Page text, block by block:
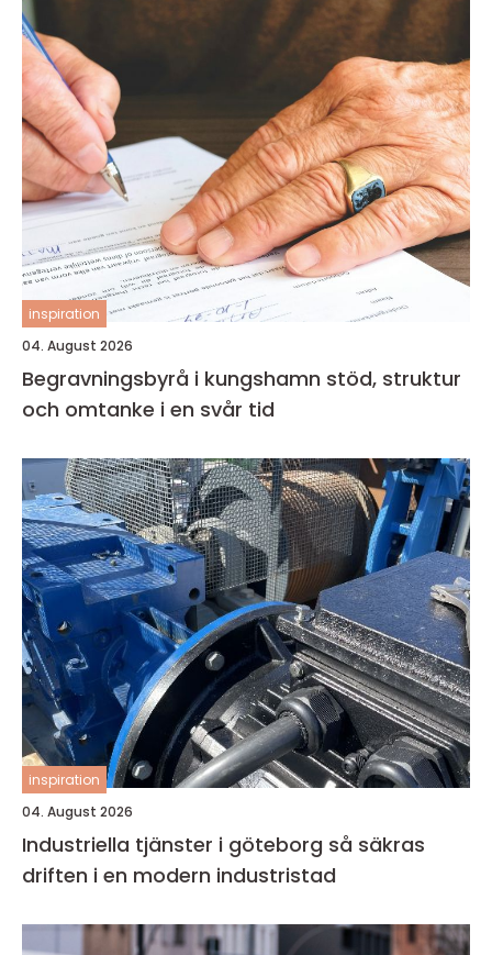
inspiration
04. August 2026
Begravningsbyrå i kungshamn stöd, struktur
och omtanke i en svår tid
inspiration
04. August 2026
Industriella tjänster i göteborg så säkras
driften i en modern industristad